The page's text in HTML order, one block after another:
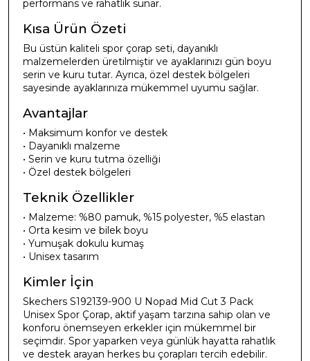
performans ve rahatlık sunar.
Kısa Ürün Özeti
Bu üstün kaliteli spor çorap seti, dayanıklı
malzemelerden üretilmiştir ve ayaklarınızı gün boyu
serin ve kuru tutar. Ayrıca, özel destek bölgeleri
sayesinde ayaklarınıza mükemmel uyumu sağlar.
Avantajlar
• Maksimum konfor ve destek
• Dayanıklı malzeme
• Serin ve kuru tutma özelliği
• Özel destek bölgeleri
Teknik Özellikler
• Malzeme: %80 pamuk, %15 polyester, %5 elastan
• Orta kesim ve bilek boyu
• Yumuşak dokulu kumaş
• Unisex tasarım
Kimler İçin
Skechers S192139-900 U Nopad Mid Cut 3 Pack
Unisex Spor Çorap, aktif yaşam tarzına sahip olan ve
konforu önemseyen erkekler için mükemmel bir
seçimdir. Spor yaparken veya günlük hayatta rahatlık
ve destek arayan herkes bu çorapları tercih edebilir.